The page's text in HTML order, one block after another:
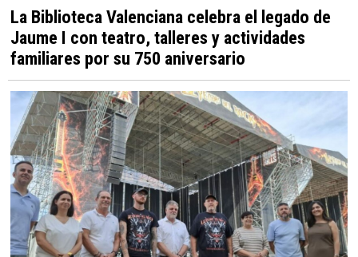
La Biblioteca Valenciana celebra el legado de
Jaume I con teatro, talleres y actividades
familiares por su 750 aniversario